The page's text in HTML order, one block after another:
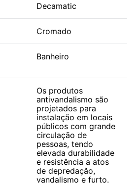
Decamatic
Cromado
Banheiro
Os produtos
antivandalismo são
projetados para
instalação em locais
públicos com grande
circulação de
pessoas, tendo
elevada durabilidade
e resistência a atos
de depredação,
vandalismo e furto.